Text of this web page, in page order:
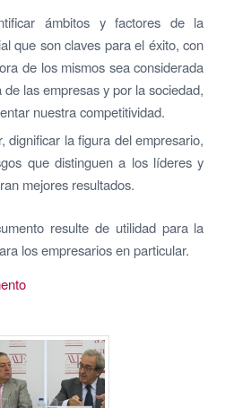
ámbitos y factores de la
que son claves para el éxito, con
de los mismos sea considerada
las empresas y por la sociedad,
nuestra competitividad.
dignificar la figura del empresario,
que distinguen a los líderes y
mejores resultados.
resulte de utilidad para la
los empresarios en particular.